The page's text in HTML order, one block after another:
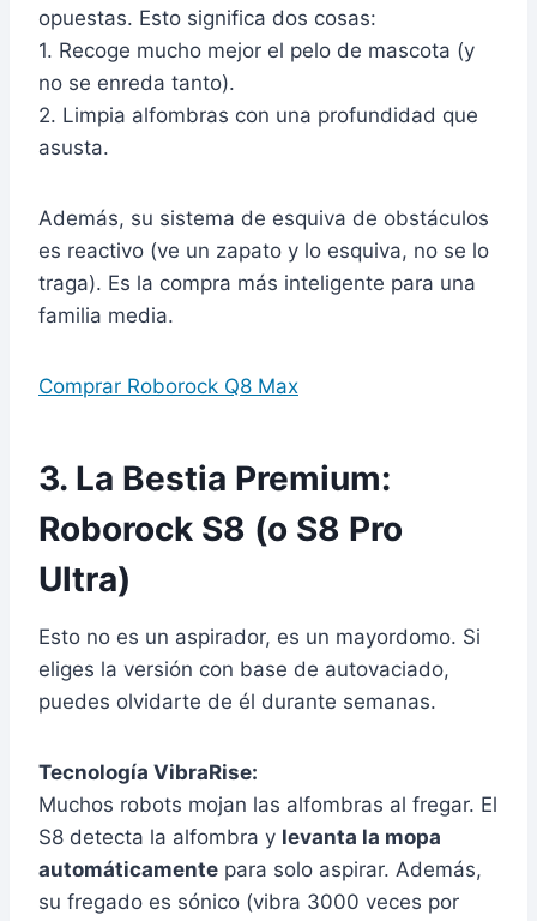
opuestas. Esto significa dos cosas:
1. Recoge mucho mejor el pelo de mascota (y
no se enreda tanto).
2. Limpia alfombras con una profundidad que
asusta.
Además, su sistema de esquiva de obstáculos
es reactivo (ve un zapato y lo esquiva, no se lo
traga). Es la compra más inteligente para una
familia media.
Comprar Roborock Q8 Max
3. La Bestia Premium:
Roborock S8 (o S8 Pro
Ultra)
Esto no es un aspirador, es un mayordomo. Si
eliges la versión con base de autovaciado,
puedes olvidarte de él durante semanas.
Tecnología VibraRise:
Muchos robots mojan las alfombras al fregar. El
S8 detecta la alfombra y levanta la mopa
automáticamente para solo aspirar. Además,
su fregado es sónico (vibra 3000 veces por